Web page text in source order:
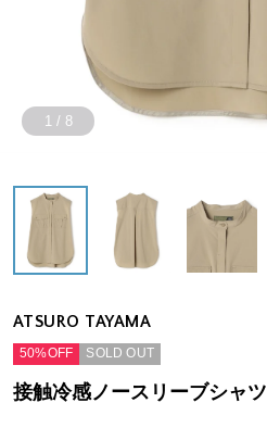
1 / 8
ATSURO TAYAMA
50%OFF SOLD OUT
接触冷感ノースリーブシャツ